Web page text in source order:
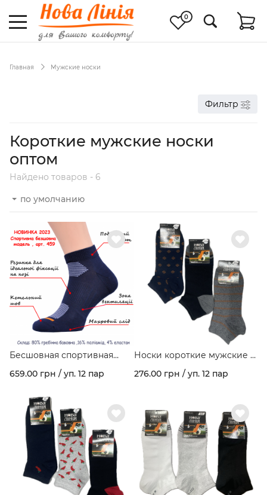
0
Главная Мужские носки
Фильтр
Короткие мужские носки
оптом
Найдено товаров - 6
по умолчанию
Бесшовная спортивная
модель из гребеночного
хлопка и махрового следа
659.00 грн / уп. 12 пар
Носки короткие мужские с
рисунком (упаковка 12 пар).
Арт.402
276.00 грн / уп. 12 пар